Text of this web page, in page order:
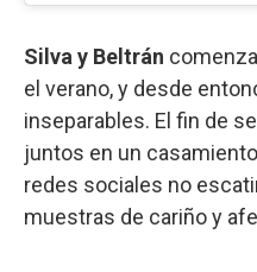
Silva y Beltrán
el verano, y desde
inseparables. El fin de
juntos en un
redes sociales no
muestras de cariño y